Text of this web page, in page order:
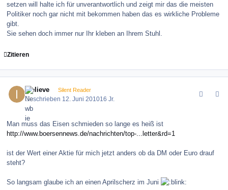
setzen will halte ich für unverantwortlich und zeigt mir das die meisten
Politiker noch gar nicht mit bekommen haben das es wirkliche Probleme
gibt.
Sie sehen doch immer nur Ihr kleben an Ihrem Stuhl.
Zitieren
ibelieve Silent Reader
Geschrieben 12. Juni 201016 Jr.
Man muss das Eisen schmieden so lange es heiß ist
http://www.boersennews.de/nachrichten/top-...letter&rd=1
ist der Wert einer Aktie für mich jetzt anders ob da DM oder Euro drauf
steht?
So langsam glaube ich an einen Aprilscherz im Juni